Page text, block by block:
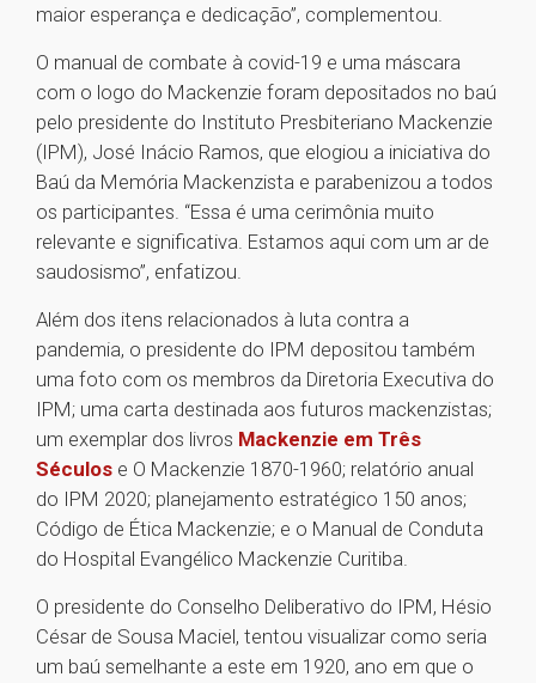
maior esperança e dedicação”, complementou.
O manual de combate à covid-19 e uma máscara
com o logo do Mackenzie foram depositados no baú
pelo presidente do Instituto Presbiteriano Mackenzie
(IPM), José Inácio Ramos, que elogiou a iniciativa do
Baú da Memória Mackenzista e parabenizou a todos
os participantes. “Essa é uma cerimônia muito
relevante e significativa. Estamos aqui com um ar de
saudosismo”, enfatizou.
Além dos itens relacionados à luta contra a
pandemia, o presidente do IPM depositou também
uma foto com os membros da Diretoria Executiva do
IPM; uma carta destinada aos futuros mackenzistas;
um exemplar dos livros Mackenzie em Três
Séculos e O Mackenzie 1870-1960; relatório anual
do IPM 2020; planejamento estratégico 150 anos;
Código de Ética Mackenzie; e o Manual de Conduta
do Hospital Evangélico Mackenzie Curitiba.
O presidente do Conselho Deliberativo do IPM, Hésio
César de Sousa Maciel, tentou visualizar como seria
um baú semelhante a este em 1920, ano em que o